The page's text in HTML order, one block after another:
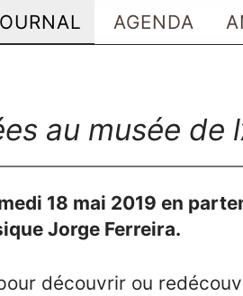
AGENDA
au musée de
18 mai 2019 en
Jorge Ferreira.
découvrir ou